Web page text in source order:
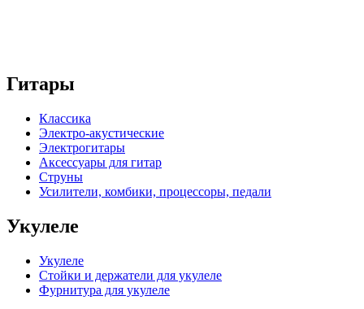
Гитары
Классика
Электро-акустические
Электрогитары
Аксессуары для гитар
Струны
Усилители, комбики, процессоры, педали
Укулеле
Укулеле
Стойки и держатели для укулеле
Фурнитура для укулеле